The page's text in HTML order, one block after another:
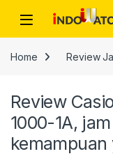
Open
Home Review
Review
1000-1A,